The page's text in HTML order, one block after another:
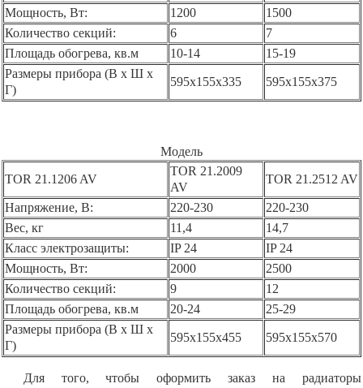
Мощность, Вт:
1200
1500
Количество секций:
6
7
Площадь обогрева, кв.м
10-14
15-19
Размеры прибора (В x Ш x
Г)
595х155х335 595х155х375
Модель
TOR 21.1206 AV
TOR 21.2009
AV
TOR 21.2512 AV
Напряжение, B: 220-230
220-230
Вес, кг
11,4
14,7
Класс электрозащиты:
IP 24
IP 24
Мощность, Вт:
2000
2500
Количество секций:
9
12
Площадь обогрева, кв.м
20-24
25-29
Размеры прибора (В x Ш x
Г)
595х155х455 595х155х570
Для того, чтобы оформить заказ на радиаторы